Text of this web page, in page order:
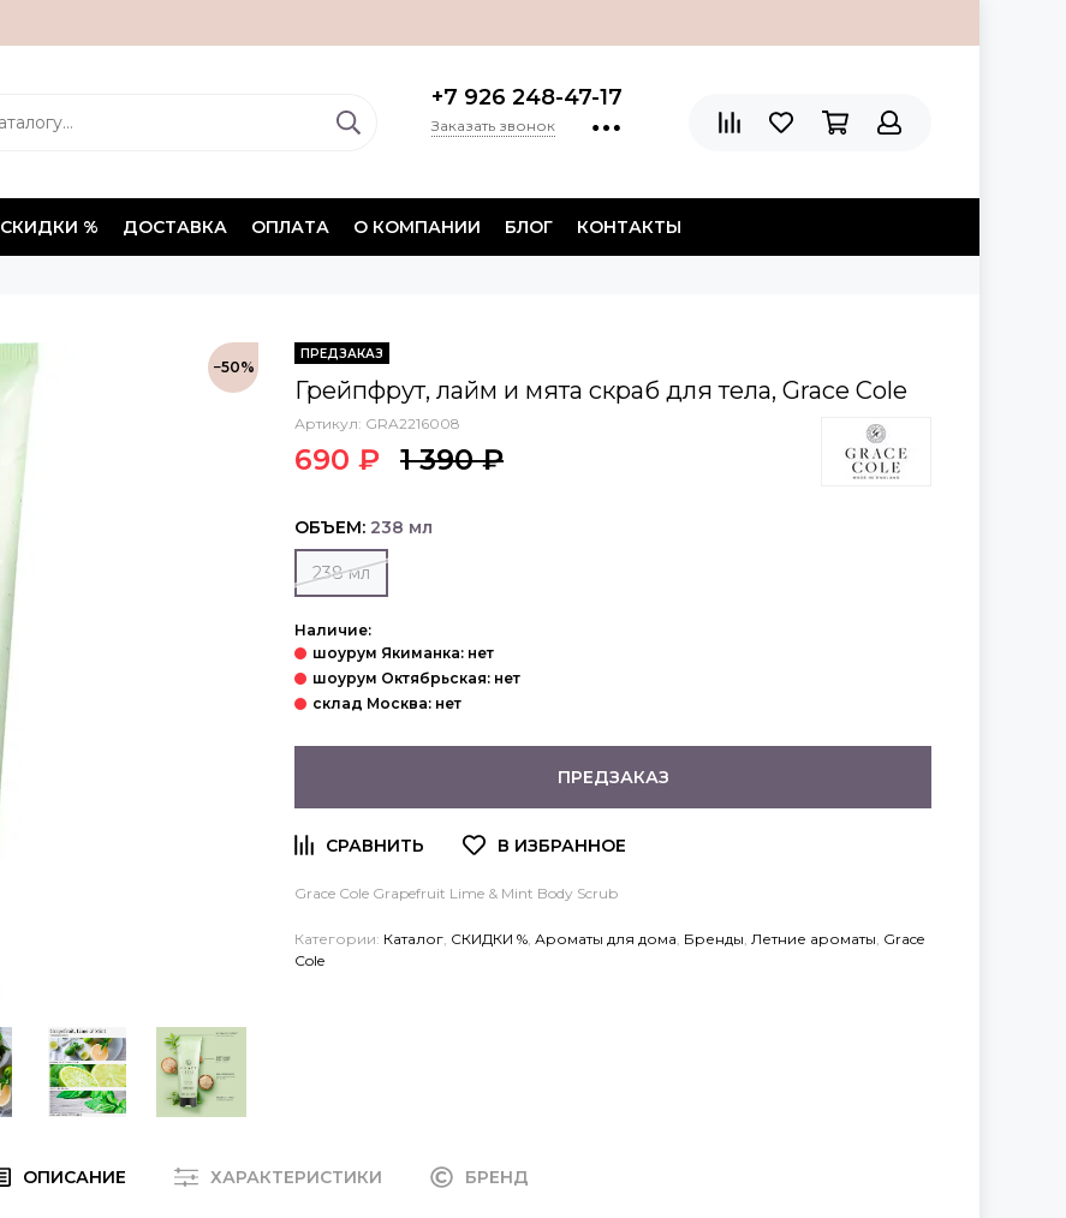
+7 926 248-47-17
Заказать звонок
СКИДКИ % ДОСТАВКА ОПЛАТА О КОМПАНИИ БЛОГ КОНТАКТЫ
−50%
ПРЕДЗАКАЗ
Грейпфрут, лайм и мята скраб для тела, Grace Cole
Артикул: GRA2216008
690 ₽ 1 390 ₽
ОБЪЕМ: 238 мл
238 мл
Наличие:
ПРЕДЗАКАЗ
Grace Cole Grapefruit Lime & Mint Body Scrub
Категории: Каталог СКИДКИ % Ароматы для дома Бренды Летние ароматы Grace
Cole
ОПИСАНИЕ ХАРАКТЕРИСТИКИ БРЕНД